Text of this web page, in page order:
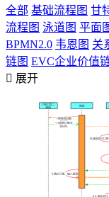
全部 基础流程图 甘
流程图 泳道图 平面
BPMN2.0 韦恩图 关
链图 EVC企业价值
 展开